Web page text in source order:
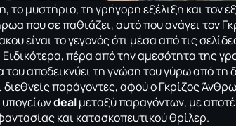
το μυστήριο, τη γρήγορη εξέλιξη και τον
που σε παθιάζει, αυτό που ανάγει τον
είναι το γεγονός ότι μέσα από τις
πέρα από την αμεσότητα της
αποδεικνύει τη γνώση του γύρω από τη
διεθνείς παράγοντες, αφού ο Γκρίζος
dealμεταξύ παραγόντων, με
και κατασκοπευτικού θρίλερ.